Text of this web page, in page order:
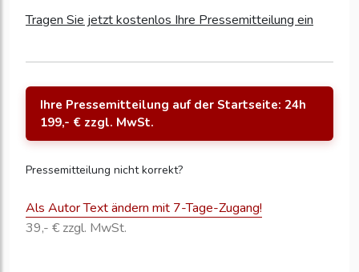
Tragen Sie jetzt kostenlos Ihre Pressemitteilung ein
Ihre Pressemitteilung auf der Startseite: 24h
199,- € zzgl. MwSt.
Pressemitteilung nicht korrekt?
Als Autor Text ändern mit 7-Tage-Zugang!
39,- € zzgl. MwSt.